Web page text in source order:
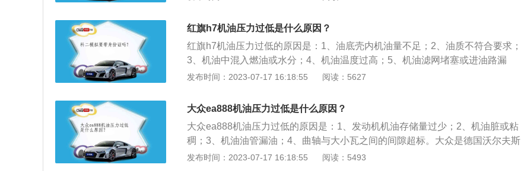
2、清除冷却系统管路中的水垢；3、调整供油时间；4、发动机在额定负荷下工
作；5、更换损坏的销轴或键；6、机油泵吸油口处设置滤清器。
红旗h7机油压力过低是什么原因？
红旗h7机油压力过低的原因是：1、油底壳内机油量不足；2、油质不符合要求；
3、机油中混入燃油或水分；4、机油温度过高；5、机油滤网堵塞或进油路漏
气；6、泵油压力不足；7、限压阀漏油严重；8、机油滤清器及主油道堵塞；9、
座三厢车，其车身尺寸是：长5095mm、宽1875mm、高1485mm，轴距为2970
发布时间：2023-07-17 16:18:55 阅读：5627
大众ea888机油压力过低是什么原因？
大众ea888机油压力过低的原因是：1、发动机机油存储量过少；2、机油脏或粘
稠；3、机油油管漏油；4、曲轴与大小瓦之间的间隙超标。大众是德国沃尔夫斯
堡汽车制造公司旗下的品牌，其车型有：迈腾、朗逸、辉腾、速腾、宝来等。以
发布时间：2023-07-17 16:18:55 阅读：5493